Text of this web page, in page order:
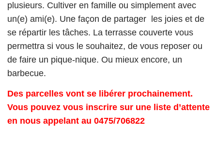
plusieurs. Cultiver en famille ou simplement avec
un(e) ami(e). Une façon de partager les joies et de
se répartir les tâches. La terrasse couverte vous
permettra si vous le souhaitez, de vous reposer ou
de faire un pique-nique. Ou mieux encore, un
barbecue.
Des parcelles vont se libérer prochainement.
Vous pouvez vous inscrire sur une liste d’attente
en nous appelant au 0475/706822